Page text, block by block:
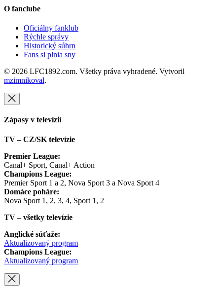
O fanclube
Oficiálny fanklub
Rýchle správy
Historický súhrn
Fans si plnia sny
© 2026 LFC1892.com. Všetky práva vyhradené. Vytvoril
mzimnikoval.
Zápasy v televízií
TV – CZ/SK televízie
Premier League:
Canal+ Sport, Canal+ Action
Champions League:
Premier Sport 1 a 2, Nova Sport 3 a Nova Sport 4
Domáce poháre:
Nova Sport 1, 2, 3, 4, Sport 1, 2
TV – všetky televízie
Anglické súťaže:
Aktualizovaný program
Champions League:
Aktualizovaný program